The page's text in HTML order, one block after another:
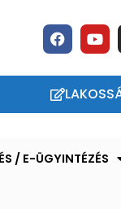
/ E-ÜGYINTÉZÉS